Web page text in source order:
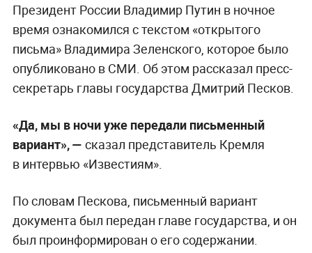
Президент России Владимир Путин в ночное
время ознакомился с текстом «открытого
письма» Владимира Зеленского, которое было
опубликовано в СМИ. Об этом рассказал пресс-
секретарь главы государства Дмитрий Песков.
«Да, мы в ночи уже передали письменный
вариант», — сказал представитель Кремля
в интервью «Известиям».
По словам Пескова, письменный вариант
документа был передан главе государства, и он
был проинформирован о его содержании.